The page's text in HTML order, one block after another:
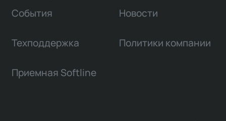
События Новости
Техподдержка Политики компании
Приемная Softline